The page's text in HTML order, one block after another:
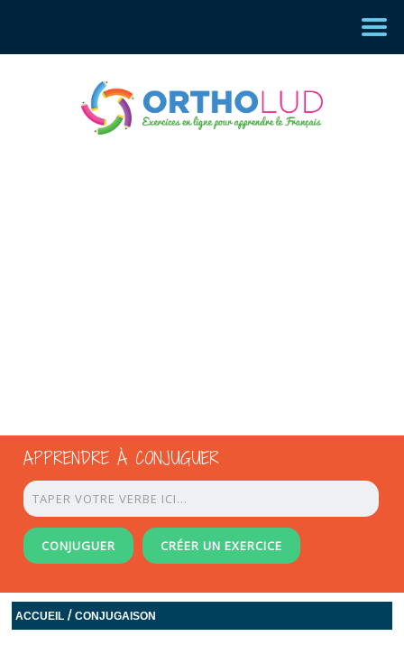
APPRENDRE À CONJUGUER
CONJUGUER CRÉER UN EXERCICE
ACCUEIL /CONJUGAISON